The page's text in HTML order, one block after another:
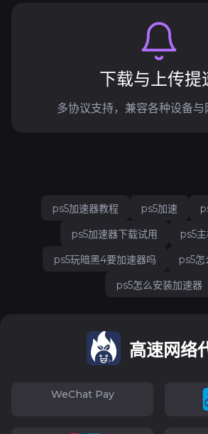
下载与上传提
多协议支持，兼容各种设备与
ps5加速器教程 ps5加速
ps5加速器下载试用
ps5
ps5玩暗黑4要加速器吗
ps5怎
ps5怎么安装加速器
高速网络
WeChat Pay